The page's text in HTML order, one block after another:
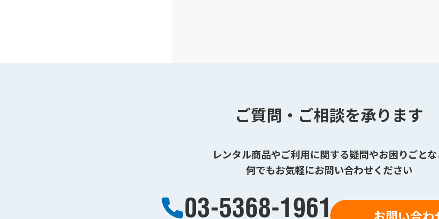
ご質問・ご相談を承ります
レンタル商品やご利用に関する疑問やお困りごと
何でもお気軽にお問い合わせください